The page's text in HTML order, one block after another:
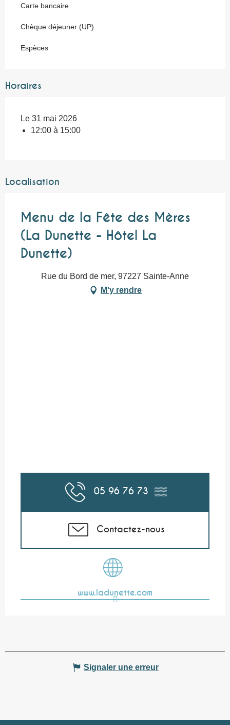
Carte bancaire
Chèque déjeuner (UP)
Espèces
Horaires
Le 31 mai 2026
12:00 à 15:00
Localisation
Menu de la Fête des Mères
(La Dunette - Hôtel La
Dunette)
Rue du Bord de mer, 97227 Sainte-Anne
M'y rendre
05 96 76 73 ▒▒
Contactez-nous
www.ladunette.com
Signaler une erreur